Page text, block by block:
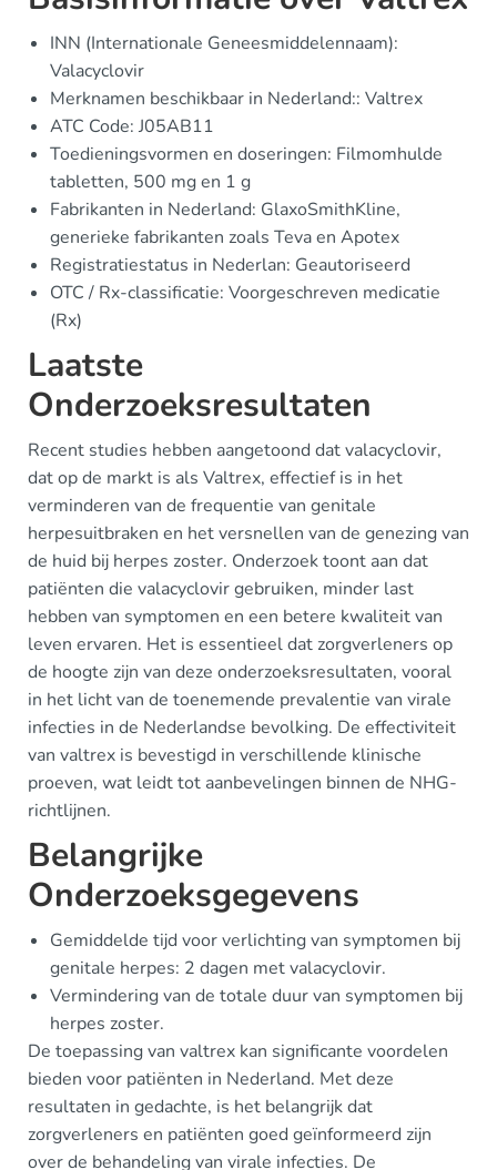
INN (Internationale Geneesmiddelennaam):
Valacyclovir
Merknamen beschikbaar in Nederland:: Valtrex
ATC Code: J05AB11
Toedieningsvormen en doseringen: Filmomhulde
tabletten, 500 mg en 1 g
Fabrikanten in Nederland: GlaxoSmithKline,
generieke fabrikanten zoals Teva en Apotex
Registratiestatus in Nederlan: Geautoriseerd
OTC / Rx-classificatie: Voorgeschreven medicatie
(Rx)
Laatste
Onderzoeksresultaten
Recent studies hebben aangetoond dat valacyclovir,
dat op de markt is als Valtrex, effectief is in het
verminderen van de frequentie van genitale
herpesuitbraken en het versnellen van de genezing van
de huid bij herpes zoster. Onderzoek toont aan dat
patiënten die valacyclovir gebruiken, minder last
hebben van symptomen en een betere kwaliteit van
leven ervaren. Het is essentieel dat zorgverleners op
de hoogte zijn van deze onderzoeksresultaten, vooral
in het licht van de toenemende prevalentie van virale
infecties in de Nederlandse bevolking. De effectiviteit
van valtrex is bevestigd in verschillende klinische
proeven, wat leidt tot aanbevelingen binnen de NHG-
richtlijnen.
Belangrijke
Onderzoeksgegevens
Gemiddelde tijd voor verlichting van symptomen bij
genitale herpes: 2 dagen met valacyclovir.
Vermindering van de totale duur van symptomen bij
herpes zoster.
De toepassing van valtrex kan significante voordelen
bieden voor patiënten in Nederland. Met deze
resultaten in gedachte, is het belangrijk dat
zorgverleners en patiënten goed geïnformeerd zijn
over de behandeling van virale infecties. De